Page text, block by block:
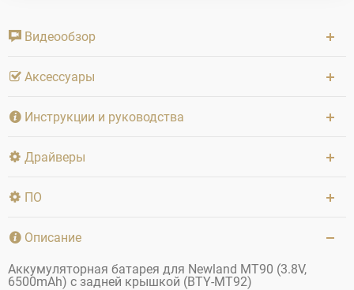
Видеообзор
Аксессуары
Инструкции и руководства
Драйверы
ПО
Описание
Аккумуляторная батарея для Newland MT90 (3.8V,
6500mAh) с задней крышкой (BTY-MT92)